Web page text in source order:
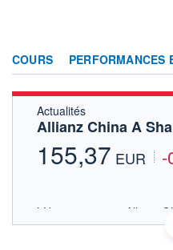
COURS PERFORMANCES
Actualités
Allianz China A
155,37 EUR -
LU1997244873 - Allianz
OPCVM DERNIER COURS